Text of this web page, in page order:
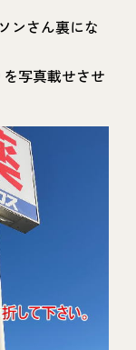
ンさん裏にな
写真載せさせ